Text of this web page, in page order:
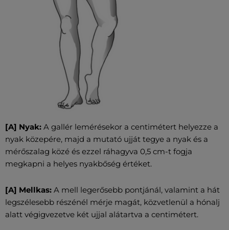
[A] Nyak: A gallér lemérésekor a centimétert helyezze a
nyak közepére, majd a mutató ujját tegye a nyak és a
mérőszalag közé és ezzel ráhagyva 0,5 cm-t fogja
megkapni a helyes nyakbőség értéket.
[A] Mellkas: A mell legerősebb pontjánál, valamint a hát
legszélesebb részénél mérje magát, közvetlenül a hónalj
alatt végigvezetve két ujjal alátartva a centimétert.